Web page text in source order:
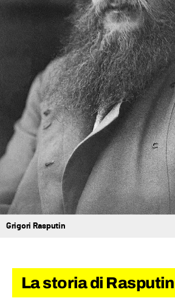
Grigori Rasputin
La storia di Rasputin